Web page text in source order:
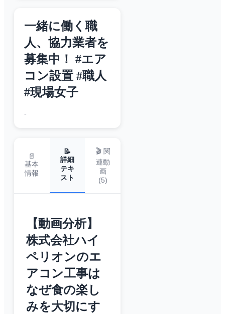
一緒に働く職
人、協力業者を
募集中！ #エア
コン設置 #職人
#現場女子
-
📄
基本
情報
📝
詳細
テキ
スト
🎬 関
連動
画
(5)
【動画分析】
株式会社ハイ
ペリオンのエ
アコン工事は
なぜ食の楽し
みを大切にす